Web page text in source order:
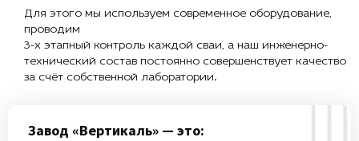
Для этого мы используем современное оборудование,
проводим
3-х этапный контроль каждой сваи, а наш инженерно-
технический состав постоянно совершенствует качество
за счёт собственной лаборатории.
Завод «Вертикаль» — это: